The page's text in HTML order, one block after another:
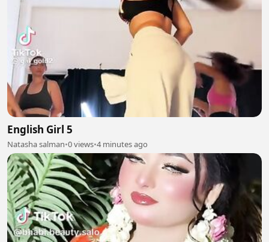
English Girl 5
Natasha salman•0 views•4 minutes ago